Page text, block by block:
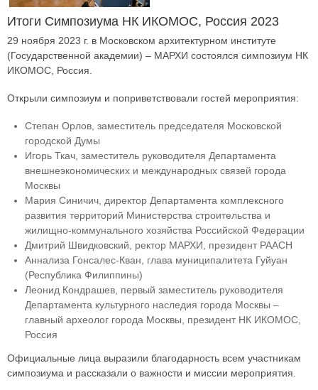
Итоги Симпозиума НК ИКОМОС, Россия 2023
29 ноября 2023 г. в Московском архитектурном институте
(Государственной академии) – МАРХИ состоялся симпозиум НК
ИКОМОС, Россия.
Открыли симпозиум и поприветствовали гостей мероприятия:
Степан Орлов, заместитель председателя Московской
городской Думы
Игорь Ткач, заместитель руководителя Департамента
внешнеэкономических и международных связей города
Москвы
Мария Синичич, директор Департамента комплексного
развития территорий Министерства строительства и
жилищно-коммунального хозяйства Российской Федерации
Дмитрий Швидковский, ректор МАРХИ, президент РААСН
Аннализа Гонсалес-Кван, глава муниципалитета Гуйуан
(Республика Филиппины)
Леонид Кондрашев, первый заместитель руководителя
Департамента культурного наследия города Москвы –
главный археолог города Москвы, президент НК ИКОМОС,
Россия
Официальные лица выразили благодарность всем участникам
симпозиума и рассказали о важности и миссии мероприятия.